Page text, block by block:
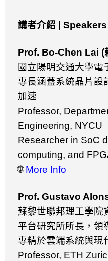
講者介紹 | Speakers
Prof. Bo-Chen Lai (
國立陽明交通大學電
專長涵蓋系統晶片設
加速
Professor,
Engineering, NYCU
Researcher in SoC
computing, and
🌐 More Info
Prof. Gustavo
蘇黎世聯邦理工學院
平台研究所所長，領
專精於雲端系統與現
Professor, ETH